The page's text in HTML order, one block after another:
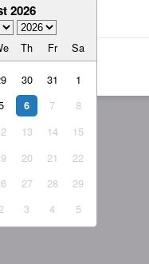
2026
Th Fr Sa
30 31
1
6 7
8
13 14
15
20 21
22
27 28
29
3 4 5
與隱私權政策